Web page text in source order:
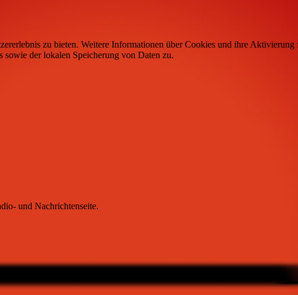
zu bieten. Weitere Informationen über Cookies und ihre
der lokalen Speicherung von Daten zu.
und Nachrichtenseite.